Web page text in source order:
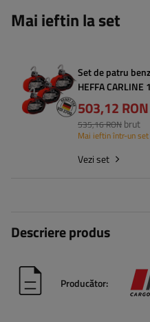
Mai ieftin la set
Set de patru
HEFFA
2,8 m/35 mm/3 t
503,12 RON
535,16 RON brut
Mai ieftin într-un set
Vezi set
Descriere produs
Producător: